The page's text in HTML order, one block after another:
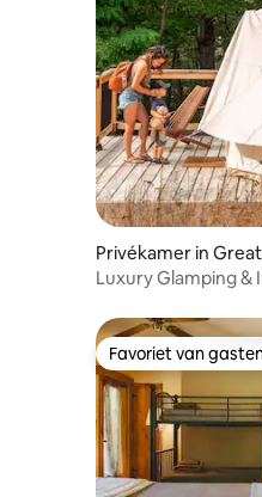
Privékamer in
Luxury Glamping &
Favoriet van
Favoriet van